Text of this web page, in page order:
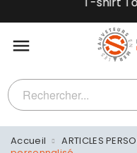

Accueil ARTICLES